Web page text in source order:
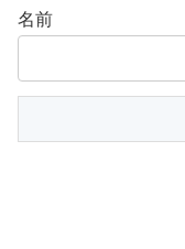
名前